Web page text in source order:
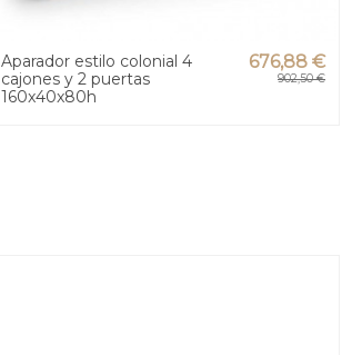
Aparador estilo colonial 4
cajones y 2 puertas
160x40x80h
676,88 €
902,50 €